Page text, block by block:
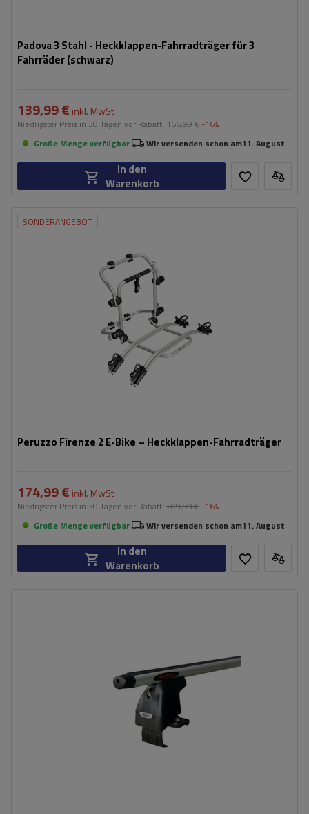
Padova 3 Stahl - Heckklappen-Fahrradträger für 3
Fahrräder (schwarz)
139,99 € inkl. MwSt
Niedrigster Preis in 30 Tagen vor Rabatt: 166,99 € -16%
Große Menge verfügbar
Wir versenden schon am11. August
In den
Warenkorb
SONDERANGEBOT
Peruzzo Firenze 2 E-Bike – Heckklappen-Fahrradträger
45 kg
kompatibel mit Elektrofahrrädern
Aluminiumkonstruktion
174,99 € inkl. MwSt
Niedrigster Preis in 30 Tagen vor Rabatt: 209,99 € -16%
Große Menge verfügbar
Wir versenden schon am11. August
In den
Warenkorb